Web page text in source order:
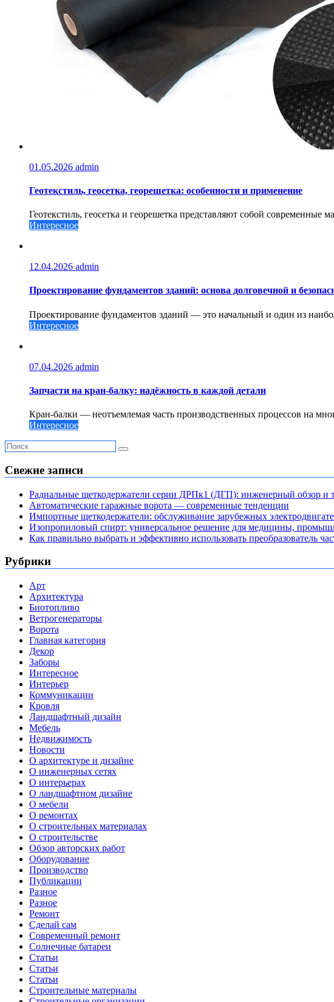
01.05.2026 admin
Геотекстиль, геосетка, георешетка: особенности и применение
Геотекстиль, геосетка и георешетка представляют собой современные
Интересное
12.04.2026 admin
Проектирование фундаментов зданий: основа долговечной и
Проектирование фундаментов зданий — это начальный и один из
Интересное
07.04.2026 admin
Запчасти на кран-балку: надёжность в каждой детали
Кран-балки — неотъемлемая часть производственных процессов на
Интересное
Свежие записи
Радиальные щеткодержатели серии ДРПк1 (ДГП): инженерный обзор и
Автоматические гаражные ворота — современные тенденции
Импортные щеткодержатели: обслуживание зарубежных
Изопропиловый спирт: универсальное решение для медицины,
Как правильно выбрать и эффективно использовать преобразователь
Рубрики
Арт
Архитектура
Биотопливо
Ветрогенераторы
Ворота
Главная категория
Декор
Заборы
Интересное
Интерьер
Коммуникации
Кровля
Ландшафтный дизайн
Мебель
Недвижимость
Новости
О архитектуре и дизайне
О инженерных сетях
О интерьерах
О ландшафтном дизайне
О мебели
О ремонтах
О строительных материалах
О строительстве
Обзор авторских работ
Оборудование
Производство
Публикации
Разное
Разное
Ремонт
Сделай сам
Современный ремонт
Солнечные батареи
Статьи
Статьи
Статьи
Строительные материалы